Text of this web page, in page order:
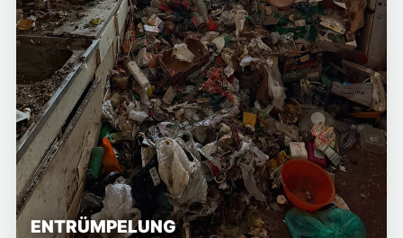
ENTRÜMPELUNG